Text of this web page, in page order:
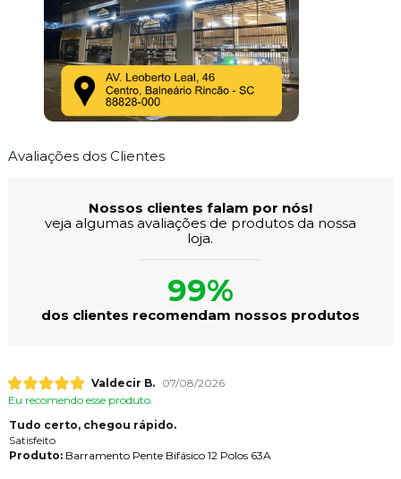
Avaliações dos Clientes
Nossos clientes falam por nós!
veja algumas avaliações de produtos da nossa
loja.
99%
dos clientes recomendam nossos produtos
Valdecir B.
07/08/2026
Eu recomendo esse produto.
Tudo certo, chegou rápido.
Satisfeito
Produto:Barramento Pente Bifásico 12 Polos 63A